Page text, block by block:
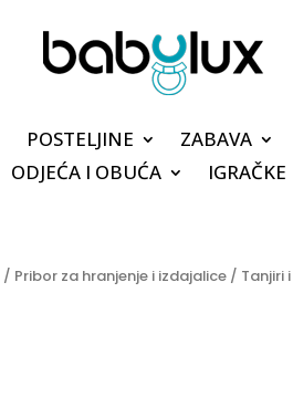
POSTELJINE ZABAVA
ODJEĆA I OBUĆA
IGRAČKE
/ Pribor za hranjenje i izdajalice/ Tanjiri